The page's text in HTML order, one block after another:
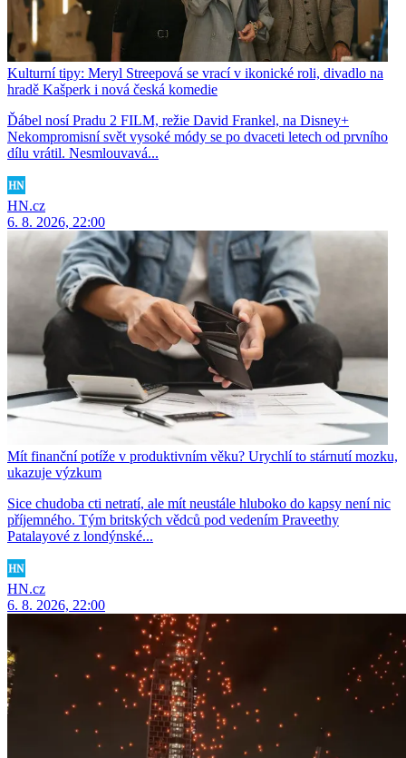
Kulturní tipy: Meryl Streepová se vrací v ikonické roli, divadlo na
hradě Kašperk i nová česká komedie
Ďábel nosí Pradu 2 FILM, režie David Frankel, na Disney+
Nekompromisní svět vysoké módy se po dvaceti letech od prvního
dílu vrátil. Nesmlouvavá...
HN.cz
6. 8. 2026, 22:00
Mít finanční potíže v produktivním věku? Urychlí to stárnutí mozku,
ukazuje výzkum
Sice chudoba cti netratí, ale mít neustále hluboko do kapsy není nic
příjemného. Tým britských vědců pod vedením Praveethy
Patalayové z londýnské...
HN.cz
6. 8. 2026, 22:00